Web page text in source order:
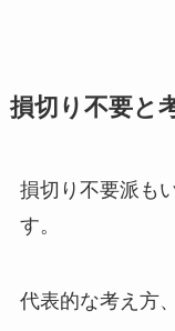
損切り不要と
損切り不要派も
す。
代表的な考え方